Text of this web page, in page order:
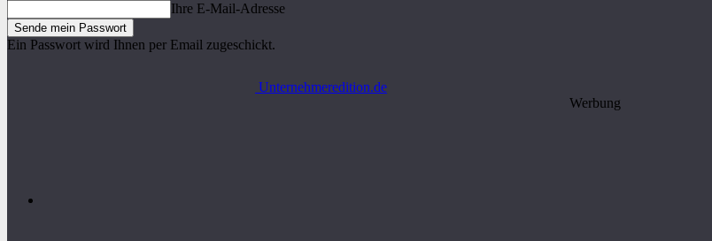
Ihre E-Mail-Adresse
Ein Passwort wird Ihnen per Email zugeschickt.
Unternehmeredition.de
Werbung